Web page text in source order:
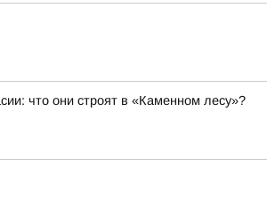
что они строят в «Каменном лесу»?